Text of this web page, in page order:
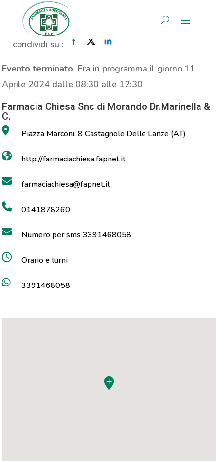
AREA RISERVATA
Analisi colesterolo
Home» Evento» Analisi colesterolo
condividi su :
Evento terminato. Era in programma il giorno 11
Aprile 2024 dalle 08:30 alle 12:30
Farmacia Chiesa Snc di Morando Dr.Marinella &
C.
Piazza Marconi, 8 Castagnole Delle Lanze (AT)
http://farmaciachiesa.fapnet.it
farmaciachiesa@fapnet.it
0141878260
Numero per sms 3391468058
Orario e turni
3391468058